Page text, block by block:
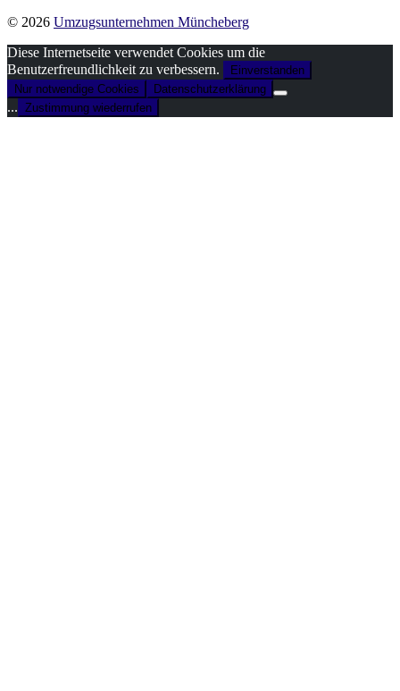
© 2026 Umzugsunternehmen Müncheberg
Diese Internetseite verwendet Cookies um die
Benutzerfreundlichkeit zu verbessern.
Einverstanden
Nur notwendige Cookies
Datenschutzerklärung
... Zustimmung wiederrufen